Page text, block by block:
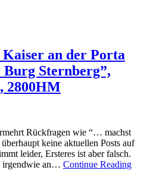
an der Porta
Sternberg”,
2800HM
Rückfragen wie “… machst
keine aktuellen Posts auf
leider, Ersteres ist aber falsch.
irgendwie an… Continue Reading